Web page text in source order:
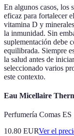
En algunos casos, los
eficaz para fortalecer
vitamina D y
la inmunidad. Sin
suplementación debe
equilibrada. Siempre
la salud antes de
seleccionado varios
este contexto.
Eau Micellaire
Perfumería Comas ES
10.80 EURVer el